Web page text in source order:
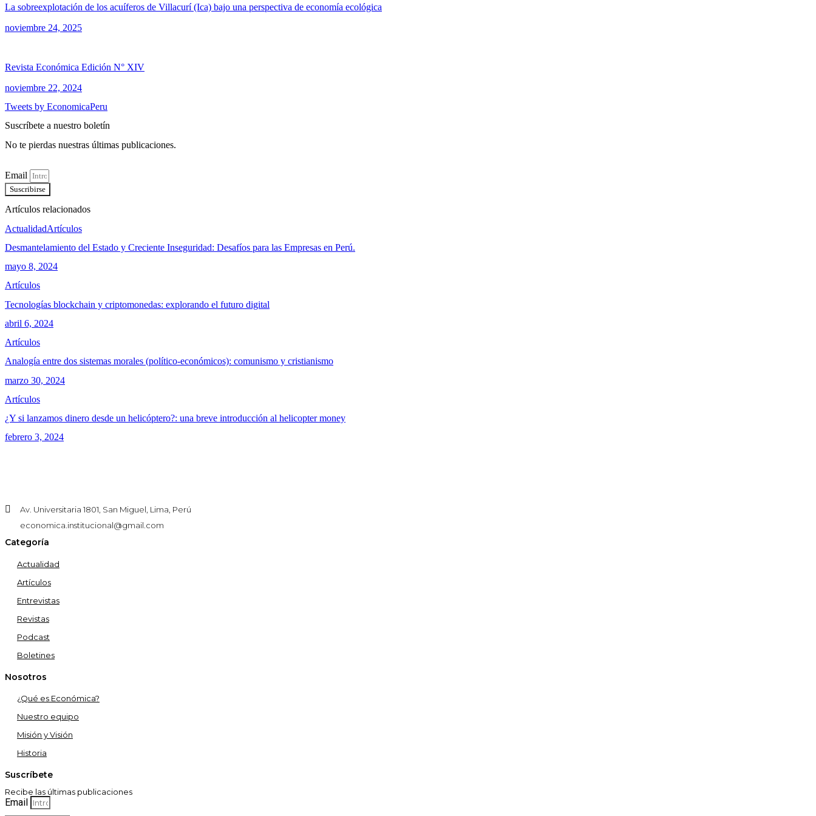
La sobreexplotación de los acuíferos de Villacurí (Ica) bajo una perspectiva de economía ecológica
noviembre 24, 2025
Revista Económica Edición N° XIV
noviembre 22, 2024
Tweets by EconomicaPeru
Suscríbete a nuestro boletín
No te pierdas nuestras últimas publicaciones.
Email
Suscribirse
Artículos relacionados
ActualidadArtículos
Desmantelamiento del Estado y Creciente Inseguridad: Desafíos para las Empresas en Perú.
mayo 8, 2024
Artículos
Tecnologías blockchain y criptomonedas: explorando el futuro digital
abril 6, 2024
Artículos
Analogía entre dos sistemas morales (político-económicos): comunismo y cristianismo
marzo 30, 2024
Artículos
¿Y si lanzamos dinero desde un helicóptero?: una breve introducción al helicopter money
febrero 3, 2024
Av. Universitaria 1801, San Miguel, Lima, Perú
economica.institucional@gmail.com
Categoría
Actualidad
Artículos
Entrevistas
Revistas
Podcast
Boletines
Nosotros
¿Qué es Económica?
Nuestro equipo
Misión y Visión
Historia
Suscríbete
Recibe las últimas publicaciones
Email